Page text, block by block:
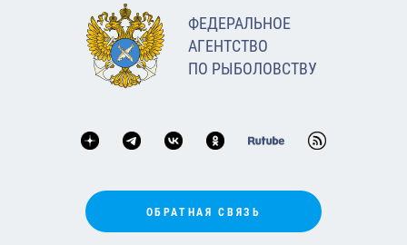
ФЕДЕРАЛЬНОЕ
АГЕНТСТВО
ПО РЫБОЛОВСТВУ
ОБРАТНАЯ СВЯЗЬ